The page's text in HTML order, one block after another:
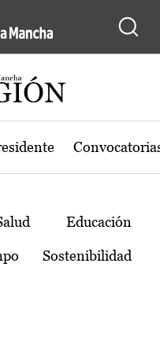
de Castilla-La
Educación
Sostenibilidad